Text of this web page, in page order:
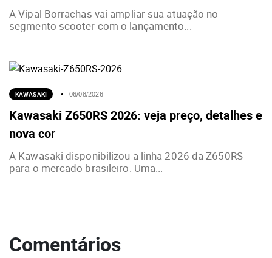
A Vipal Borrachas vai ampliar sua atuação no
segmento scooter com o lançamento...
KAWASAKI 06/08/2026
Kawasaki Z650RS 2026: veja preço, detalhes e
nova cor
A Kawasaki disponibilizou a linha 2026 da Z650RS
para o mercado brasileiro. Uma...
Comentários